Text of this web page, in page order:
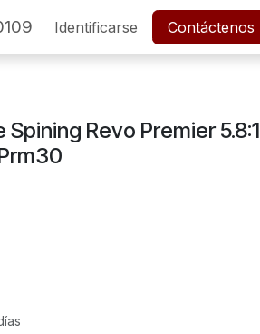
POSTVENTA Empleos
Identificarse Contáctenos
Revo Premier 5.8:1